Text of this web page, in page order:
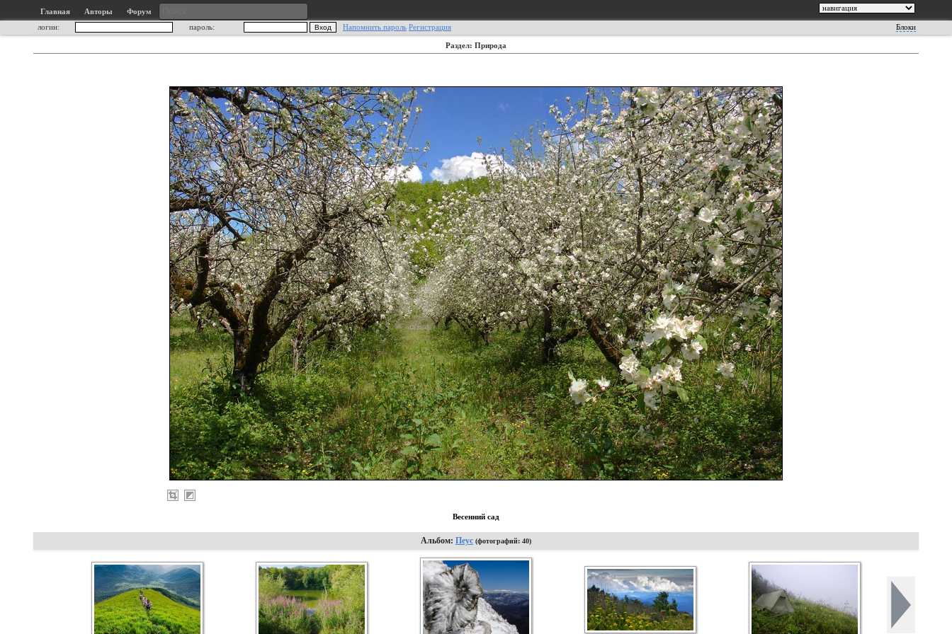
Главная Авторы
Форум
логин:
пароль: Напомнить пароль Регистрация Блоки
Раздел: Природа
Весенний сад
Альбом: Пеус (фотографий: 40)